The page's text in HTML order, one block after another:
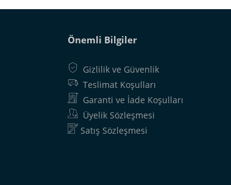
Önemli Bilgiler
Gizlilik ve Güvenlik
Teslimat Koşulları
Garanti ve İade Koşulları
Üyelik Sözleşmesi
Satış Sözleşmesi